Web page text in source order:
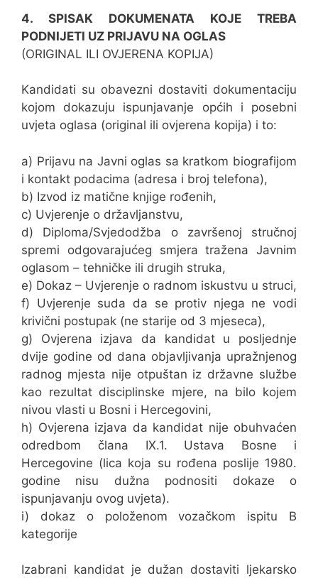
4. SPISAK DOKUMENATA KOJE TREBA
PODNIJETI UZ PRIJAVU NA OGLAS
(ORIGINAL ILI OVJERENA KOPIJA)
Kandidati su obavezni dostaviti dokumentaciju
kojom dokazuju ispunjavanje općih i posebni
uvjeta oglasa (original ili ovjerena kopija) i to:
a) Prijavu na Javni oglas sa kratkom biografijom
i kontakt podacima (adresa i broj telefona),
b) Izvod iz matične knjige rođenih,
c) Uvjerenje o državljanstvu,
d) Diploma/Svjedodžba o završenoj stručnoj
spremi odgovarajućeg smjera tražena Javnim
oglasom – tehničke ili drugih struka,
e) Dokaz – Uvjerenje o radnom iskustvu u struci,
f) Uvjerenje suda da se protiv njega ne vodi
krivični postupak (ne starije od 3 mjeseca),
g) Ovjerena izjava da kandidat u posljednje
dvije godine od dana objavljivanja upražnjenog
radnog mjesta nije otpuštan iz državne službe
kao rezultat disciplinske mjere, na bilo kojem
nivou vlasti u Bosni i Hercegovini,
h) Ovjerena izjava da kandidat nije obuhvaćen
odredbom člana IX.1. Ustava Bosne i
Hercegovine (lica koja su rođena poslije 1980.
godine nisu dužna podnositi dokaze o
ispunjavanju ovog uvjeta).
i) dokaz o položenom vozačkom ispitu B
kategorije
Izabrani kandidat je dužan dostaviti ljekarsko